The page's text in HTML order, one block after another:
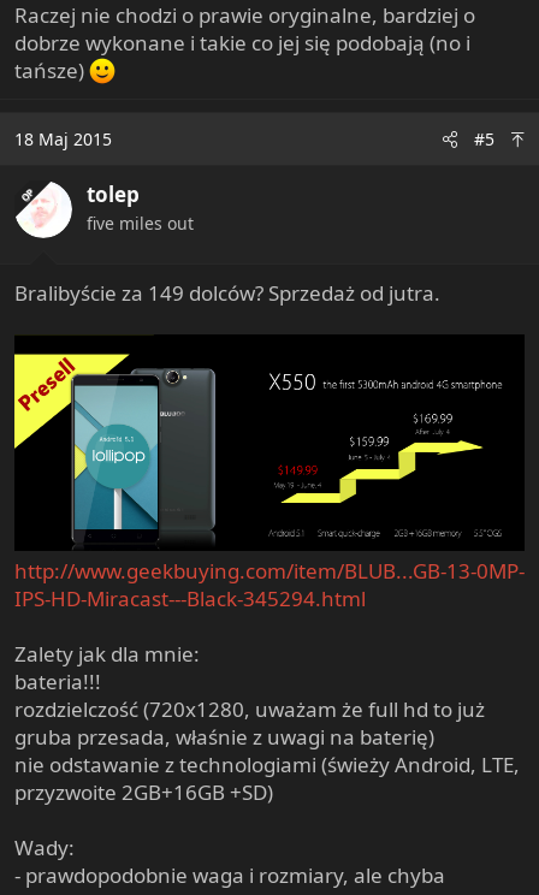
Raczej nie chodzi o prawie oryginalne, bardziej o
dobrze wykonane i takie co jej się podobają (no i
tańsze)
18 Maj 2015 #5
OP tolep
five miles out
Bralibyście za 149 dolców? Sprzedaż od jutra.
http://www.geekbuying.com/item/BLUB...GB-13-0MP-
IPS-HD-Miracast---Black-345294.html
Zalety jak dla mnie:
bateria!!!
rozdzielczość (720x1280, uważam że full hd to już
gruba przesada, właśnie z uwagi na baterię)
nie odstawanie z technologiami (świeży Android, LTE,
przyzwoite 2GB+16GB +SD)
Wady:
- prawdopodobnie waga i rozmiary, ale chyba